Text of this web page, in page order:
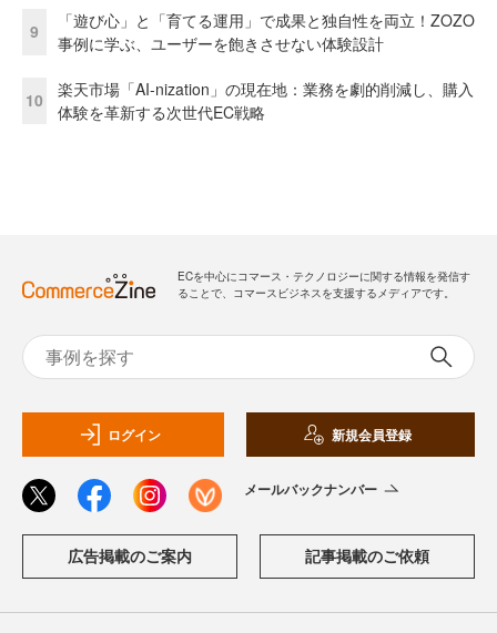
9
「遊び心」と「育てる運用」で成果と独自性を両立！ZOZO
事例に学ぶ、ユーザーを飽きさせない体験設計
10
楽天市場「AI-nization」の現在地：業務を劇的削減し、購入
体験を革新する次世代EC戦略
ECを中心にコマース・テクノロジーに関する情報を発信す
ることで、コマースビジネスを支援するメディアです。
ログイン 新規会員登録
メールバックナンバー
広告掲載のご案内 記事掲載のご依頼